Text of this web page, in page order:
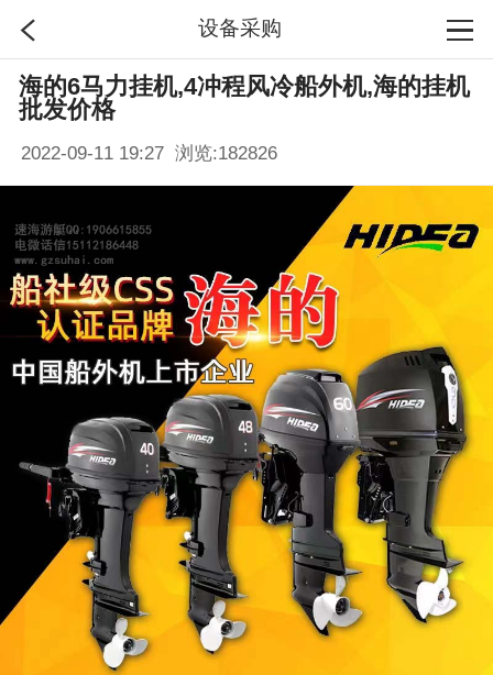
设备采购
首页
搜索
海的6马力挂机,4冲程风冷船外机,海的挂机
批发价格
2022-09-11 19:27 浏览:182826